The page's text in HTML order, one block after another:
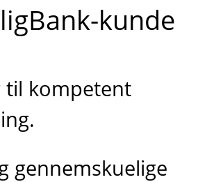
kunde
til kompetent
gennemskuelige